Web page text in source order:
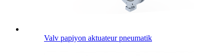
Valv papiyon aktuateur pneumatik